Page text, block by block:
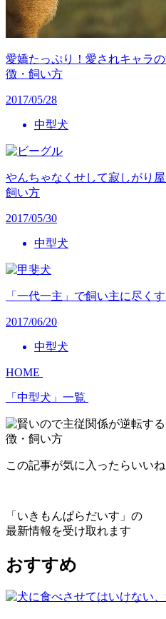
愛嬌たっぷり！愛されキャラ
徴・飼い方
2017/05/28
中型犬
やんちゃなくせして寂しがり
飼い方
2017/05/30
中型犬
「一代一主」で飼い主に尽く
2017/06/20
中型犬
HOME
「中型犬」一覧
この記事が気に入ったらいいね
「いきもんぱらだいす」の
最新情報を受け取れます
おすすめ